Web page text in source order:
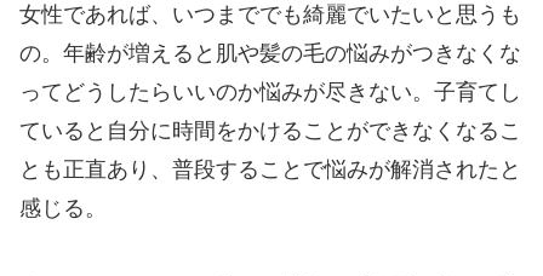
女性であれば、いつまででも綺麗でいたいと思うも
の。年齢が増えると肌や髪の毛の悩みがつきなくな
ってどうしたらいいのか悩みが尽きない。子育てし
ていると自分に時間をかけることができなくなるこ
とも正直あり、普段することで悩みが解消されたと
感じる。